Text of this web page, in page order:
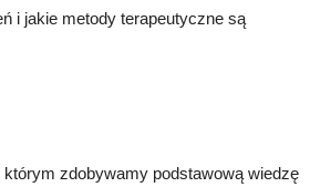
i jakie metody terapeutyczne są
zdobywamy podstawową wiedzę